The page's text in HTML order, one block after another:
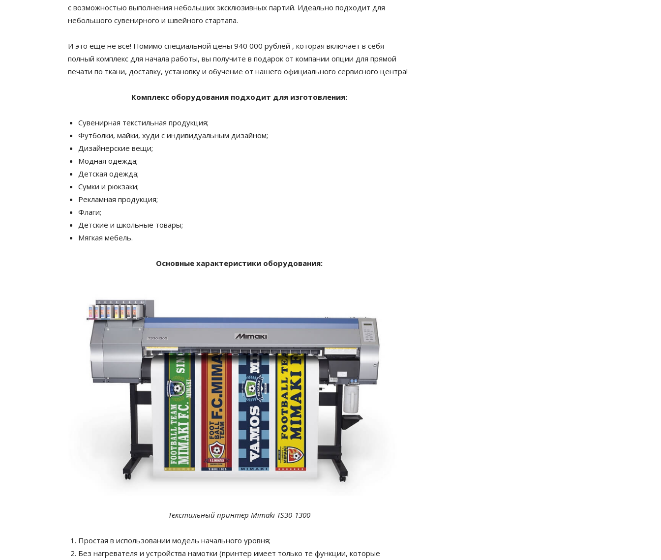
с возможностью выполнения небольших эксклюзивных партий. Идеально подходит для
небольшого сувенирного и швейного стартапа.
И это еще не всё! Помимо специальной цены 940 000 рублей , которая включает в себя
полный комплекс для начала работы, вы получите в подарок от компании опции для прямой
печати по ткани, доставку, установку и обучение от нашего официального сервисного центра!
Комплекс оборудования подходит для изготовления:
Сувенирная текстильная продукция;
Футболки, майки, худи с индивидуальным дизайном;
Дизайнерские вещи;
Модная одежда;
Детская одежда;
Сумки и рюкзаки;
Рекламная продукция;
Флаги;
Детские и школьные товары;
Мягкая мебель.
Основные характеристики оборудования:
Текстильный принтер Mimaki TS30-1300
Простая в использовании модель начального уровня;
Без нагревателя и устройства намотки (принтер имеет только те функции, которые